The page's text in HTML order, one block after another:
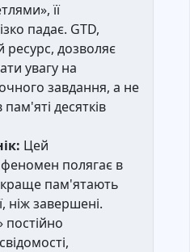
її
падає. GTD,
ресурс, дозволяє
увагу на
завдання, а не
десятків
Цей
полягає в
пам'ятають
ніж завершені.
постійно